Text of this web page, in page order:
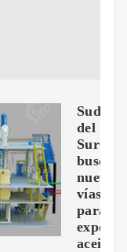
Sudán
del
Sur
busca
nuevas
vías
para
aceite